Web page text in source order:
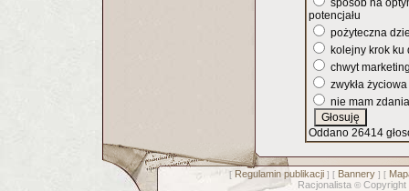
sposób na
potencjału
pożyteczna
kolejny krok ku
chwyt
zwykła
nie mam zdania
Oddano 26414
[ Regulamin publikacji] [ Bannery] [
Racjonalista © Copyright